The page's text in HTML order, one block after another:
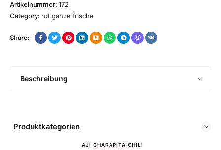
Produktkategorien
AJI CHARAPITA CHILI
Artikelnummer: 172
Category: rot ganze frische
Share:
Beschreibung